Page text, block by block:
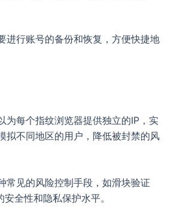
进行账号的备份和恢复，方便快捷地
每个指纹浏览器提供独立的IP，实
拟不同地区的用户，降低被封禁的风
常见的风险控制手段，如滑块验证
全性和隐私保护水平。